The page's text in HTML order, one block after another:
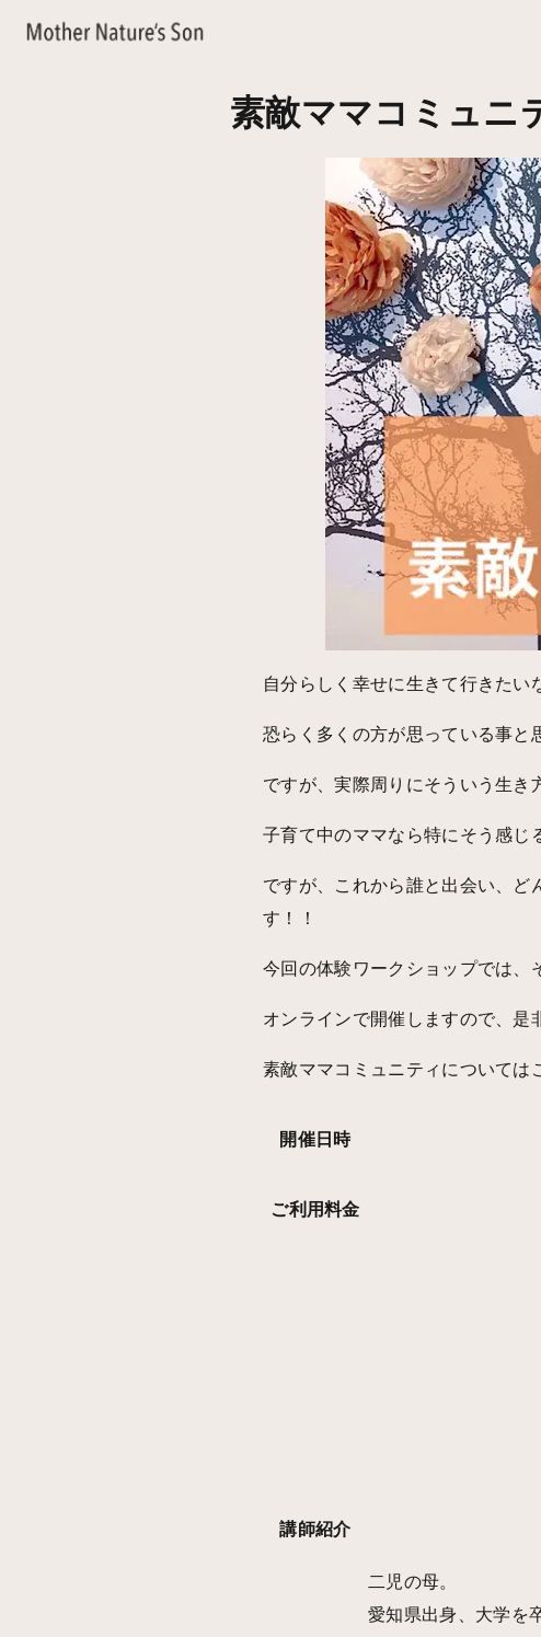
素敵ママコミュニ
自分らしく幸せに生きて行きたい
恐らく多くの方が思っている事と
ですが、実際周りにそういう生き
子育て中のママなら特にそう感じ
ですが、これから誰と出会い、ど
す！！
今回の体験ワークショップでは、
オンラインで開催しますので、是
素敵ママコミュニティについては
開催日時
ご利用料金
講師紹介
二児の母。
愛知県出身、大学を